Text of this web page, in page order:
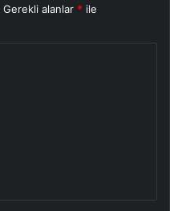
Gerekli alanlar * ile